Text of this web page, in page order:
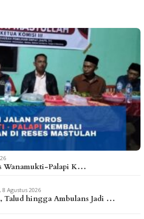
Wanamukti-Palapi K…
8 Agustus 2026
Talud hingga Ambulans Jadi …